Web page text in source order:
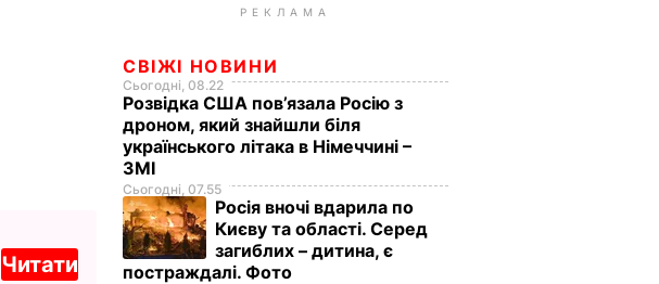
Читати
РЕКЛАМА
СВІЖІ НОВИНИ
Сьогодні, 08.22
Розвідка США пов’язала Росію з
дроном, який знайшли біля
українського літака в Німеччині –
ЗМІ
Сьогодні, 07.55
Росія вночі вдарила по
Києву та області. Серед
загиблих – дитина, є
постраждалі. Фото